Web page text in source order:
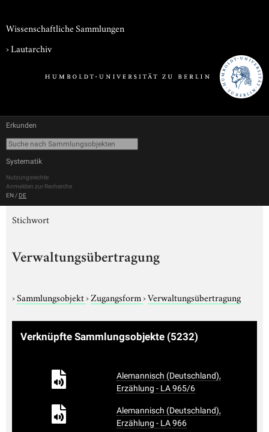
Wissenschaftliche Sammlungen
›Lautarchiv
Erkunden
Systematik
Nutzungsrechte
Anmelden zur Recherche
EN / DE
Stichwort
Verwaltungsübertragung
›Sammlungsobjekt›Zugangsform›Verwaltungsübertragung
Verknüpfte Sammlungsobjekte (5232)
Alemannisch (Deutschland),
Erzählung - LA 965/6
Alemannisch (Deutschland),
Erzählung - LA 966